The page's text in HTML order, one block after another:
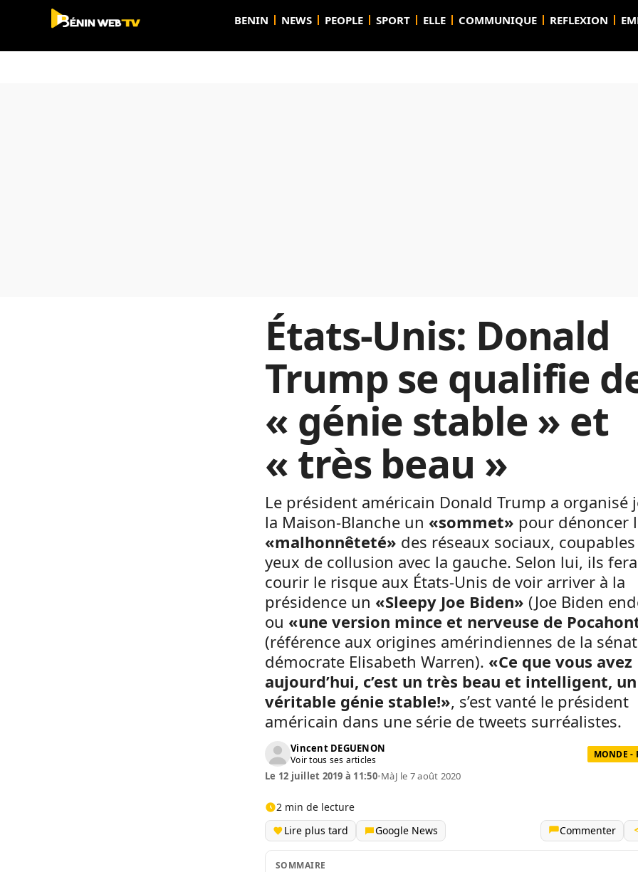
BENIN NEWS PEOPLE SPORT ELLE COMMUNIQUE REFLEXION
États-Unis: Donald
Trump se qualifie
« génie stable » et
« très beau »
Le président américain Donald Trump a organisé
la Maison-Blanche un «sommet» pour dénoncer
«malhonnêteté» des réseaux sociaux, coupables
yeux de collusion avec la gauche. Selon lui, ils
courir le risque aux États-Unis de voir arriver à la
présidence un «Sleepy Joe Biden» (Joe Biden
ou «une version mince et nerveuse de
(référence aux origines amérindiennes de la
démocrate Elisabeth Warren). «Ce que vous avez
aujourd’hui, c’est un très beau et intelligent, un
véritable génie stable!», s’est vanté le président
américain dans une série de tweets surréalistes.
Vincent DEGUENON
Voir tous ses articles MONDE -
Le 12 juillet 2019 à 11:50•MàJ le 7 août 2020
2 min de lecture
Lire plus tard
Google News Commenter
SOMMAIRE